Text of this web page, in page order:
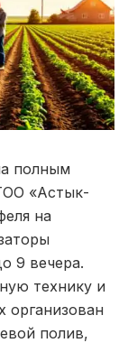
полным
«Астык-
на
9 вечера.
технику и
организован
полив,